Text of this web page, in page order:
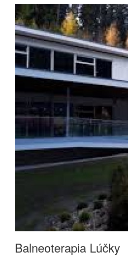
Balneoterapia Lúčky